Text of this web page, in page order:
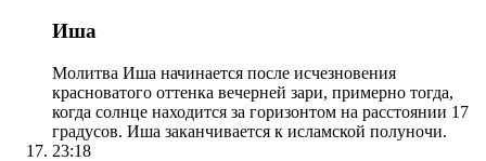
Иша
Молитва Иша начинается после исчезновения
красноватого оттенка вечерней зари, примерно тогда,
когда солнце находится за горизонтом на расстоянии 17
градусов. Иша заканчивается к исламской полуночи.
23:18